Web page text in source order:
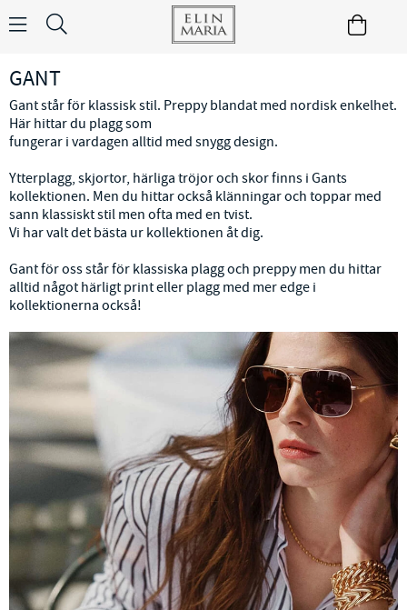
GANT
Gant står för klassisk stil. Preppy blandat med nordisk enkelhet.
Här hittar du plagg som
fungerar i vardagen alltid med snygg design.
Ytterplagg, skjortor, härliga tröjor och skor finns i Gants
kollektionen. Men du hittar också klänningar och toppar med
sann klassiskt stil men ofta med en tvist.
Vi har valt det bästa ur kollektionen åt dig.
Gant för oss står för klassiska plagg och preppy men du hittar
alltid något härligt print eller plagg med mer edge i
kollektionerna också!